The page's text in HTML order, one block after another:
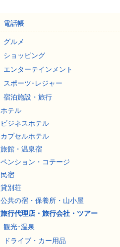
電話帳
グルメ
ショッピング
エンターテインメント
スポーツ･レジャー
宿泊施設・旅行
ホテル
ビジネスホテル
カプセルホテル
旅館・温泉宿
ペンション・コテージ
民宿
貸別荘
公共の宿・保養所・山小屋
旅行代理店・旅行会社・ツアー
観光･温泉
ドライブ・カー用品